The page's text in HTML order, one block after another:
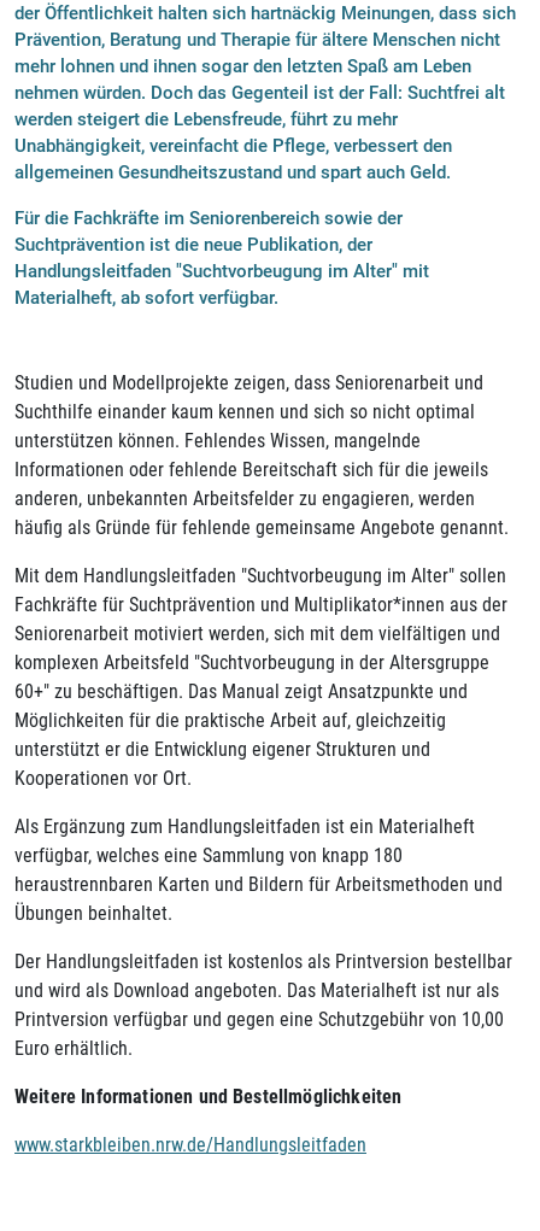
der Öffentlichkeit halten sich hartnäckig Meinungen, dass sich
Prävention, Beratung und Therapie für ältere Menschen nicht
mehr lohnen und ihnen sogar den letzten Spaß am Leben
nehmen würden. Doch das Gegenteil ist der Fall: Suchtfrei alt
werden steigert die Lebensfreude, führt zu mehr
Unabhängigkeit, vereinfacht die Pflege, verbessert den
allgemeinen Gesundheitszustand und spart auch Geld.
Für die Fachkräfte im Seniorenbereich sowie der
Suchtprävention ist die neue Publikation, der
Handlungsleitfaden "Suchtvorbeugung im Alter" mit
Materialheft, ab sofort verfügbar.
Studien und Modellprojekte zeigen, dass Seniorenarbeit und
Suchthilfe einander kaum kennen und sich so nicht optimal
unterstützen können. Fehlendes Wissen, mangelnde
Informationen oder fehlende Bereitschaft sich für die jeweils
anderen, unbekannten Arbeitsfelder zu engagieren, werden
häufig als Gründe für fehlende gemeinsame Angebote genannt.
Mit dem Handlungsleitfaden "Suchtvorbeugung im Alter" sollen
Fachkräfte für Suchtprävention und Multiplikator*innen aus der
Seniorenarbeit motiviert werden, sich mit dem vielfältigen und
komplexen Arbeitsfeld "Suchtvorbeugung in der Altersgruppe
60+" zu beschäftigen. Das Manual zeigt Ansatzpunkte und
Möglichkeiten für die praktische Arbeit auf, gleichzeitig
unterstützt er die Entwicklung eigener Strukturen und
Kooperationen vor Ort.
Als Ergänzung zum Handlungsleitfaden ist ein Materialheft
verfügbar, welches eine Sammlung von knapp 180
heraustrennbaren Karten und Bildern für Arbeitsmethoden und
Übungen beinhaltet.
Der Handlungsleitfaden ist kostenlos als Printversion bestellbar
und wird als Download angeboten. Das Materialheft ist nur als
Printversion verfügbar und gegen eine Schutzgebühr von 10,00
Euro erhältlich.
Weitere Informationen und Bestellmöglichkeiten
www.starkbleiben.nrw.de/Handlungsleitfaden